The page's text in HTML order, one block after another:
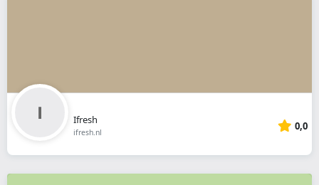
Ifresh
ifresh.nl 0,0